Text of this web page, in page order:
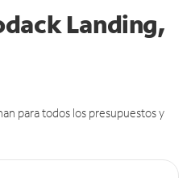
Landing,
para todos los presupuestos y